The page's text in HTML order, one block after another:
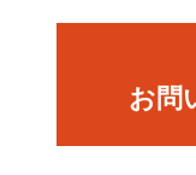
お問